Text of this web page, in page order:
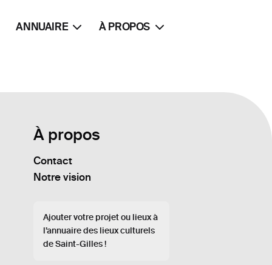
ANNUAIRE À PROPOS
À propos
Contact
Notre vision
Ajouter votre projet ou lieux à
l’annuaire des lieux culturels
de Saint-Gilles !